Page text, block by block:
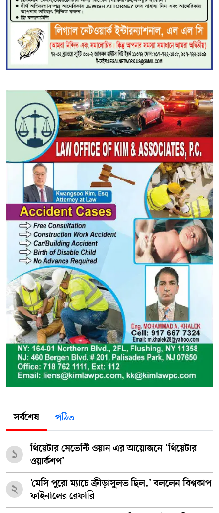
সর্বশেষ পঠিত
১
থিয়েটার সেভেন্টি ওয়ান এর আয়োজনে ‘থিয়েটার
ওয়ার্কশপ’
২
‘মেসি পুরো ম্যাচে ক্রীড়াসুলভ ছিল,’ বললেন বিশ্বকাপ
ফাইনালের রেফারি